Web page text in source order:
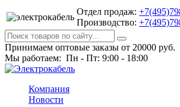
Отдел продаж:
Производство:
Принимаем оптовые заказы от 20000 руб.
Мы работаем: Пн - Пт: 9:00 - 18:00
Компания
Новости